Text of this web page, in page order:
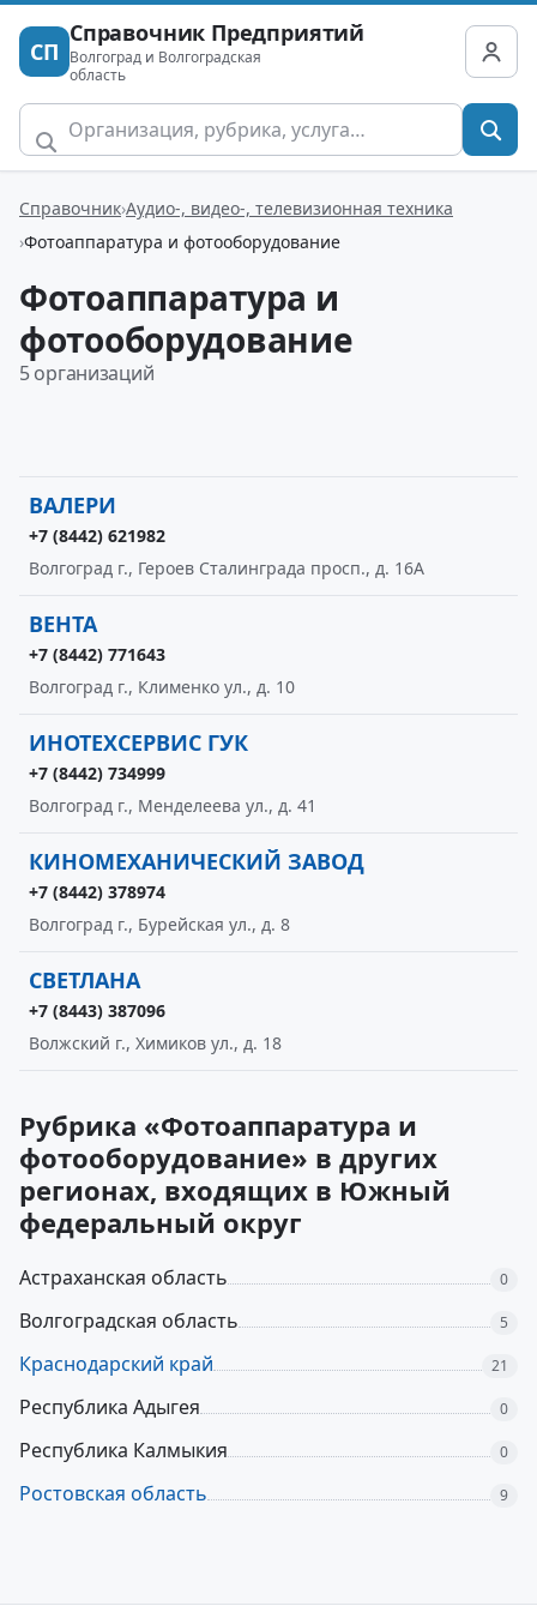
СП
Справочник Предприятий
Волгоград и Волгоградская
область
Справочник Аудио-, видео-, телевизионная техника
Фотоаппаратура и фотооборудование
Фотоаппаратура и
фотооборудование
5 организаций
ВАЛЕРИ
+7 (8442) 621982
Волгоград г., Героев Сталинграда просп., д. 16А
ВЕНТА
+7 (8442) 771643
Волгоград г., Клименко ул., д. 10
ИНОТЕХСЕРВИС ГУК
+7 (8442) 734999
Волгоград г., Менделеева ул., д. 41
КИНОМЕХАНИЧЕСКИЙ ЗАВОД
+7 (8442) 378974
Волгоград г., Бурейская ул., д. 8
СВЕТЛАНА
+7 (8443) 387096
Волжский г., Химиков ул., д. 18
Рубрика «Фотоаппаратура и
фотооборудование» в других
регионах, входящих в Южный
федеральный округ
Астраханская область 0
Волгоградская область 5
Краснодарский край 21
Республика Адыгея 0
Республика Калмыкия 0
Ростовская область 9